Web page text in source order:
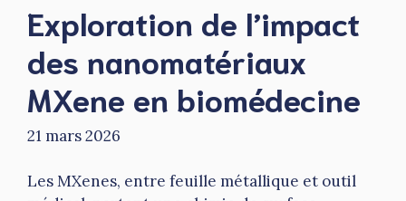
Exploration de l’impact
des nanomatériaux
MXene en biomédecine
21 mars 2026
Les MXenes, entre feuille métallique et outil